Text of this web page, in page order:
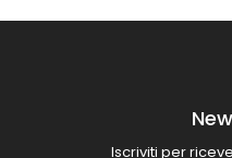
Iscriviti per